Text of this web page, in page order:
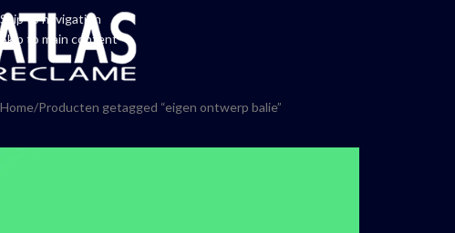
Skip to navigation
Skip to main content
Home Producten getagged “eigen ontwerp balie”